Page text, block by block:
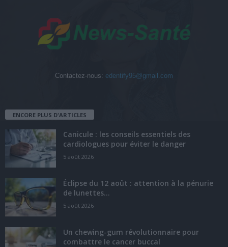
Contactez-nous: edentify95@gmail.com
ENCORE PLUS D'ARTICLES
Canicule : les conseils essentiels des
cardiologues pour éviter le danger
5 août 2026
Éclipse du 12 août : attention à la pénurie
de lunettes...
5 août 2026
Un chewing-gum révolutionnaire pour
combattre le cancer buccal